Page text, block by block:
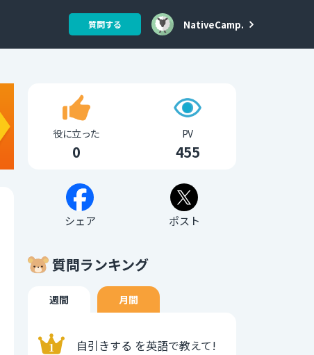
質問する NativeCamp.
役に立った
0
PV
455
シェア ポスト
質問ランキング
週間 月間
自引きする を英語で教えて!